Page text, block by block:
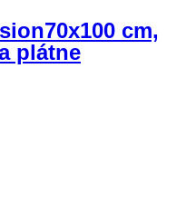
70x100 cm,
plátne